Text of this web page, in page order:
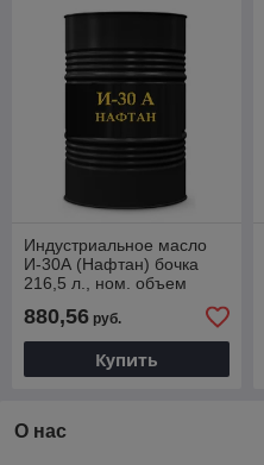
Индустриальное масло
И-30А (Нафтан) бочка
216,5 л., ном. объем
880,56 руб.
Купить
О нас